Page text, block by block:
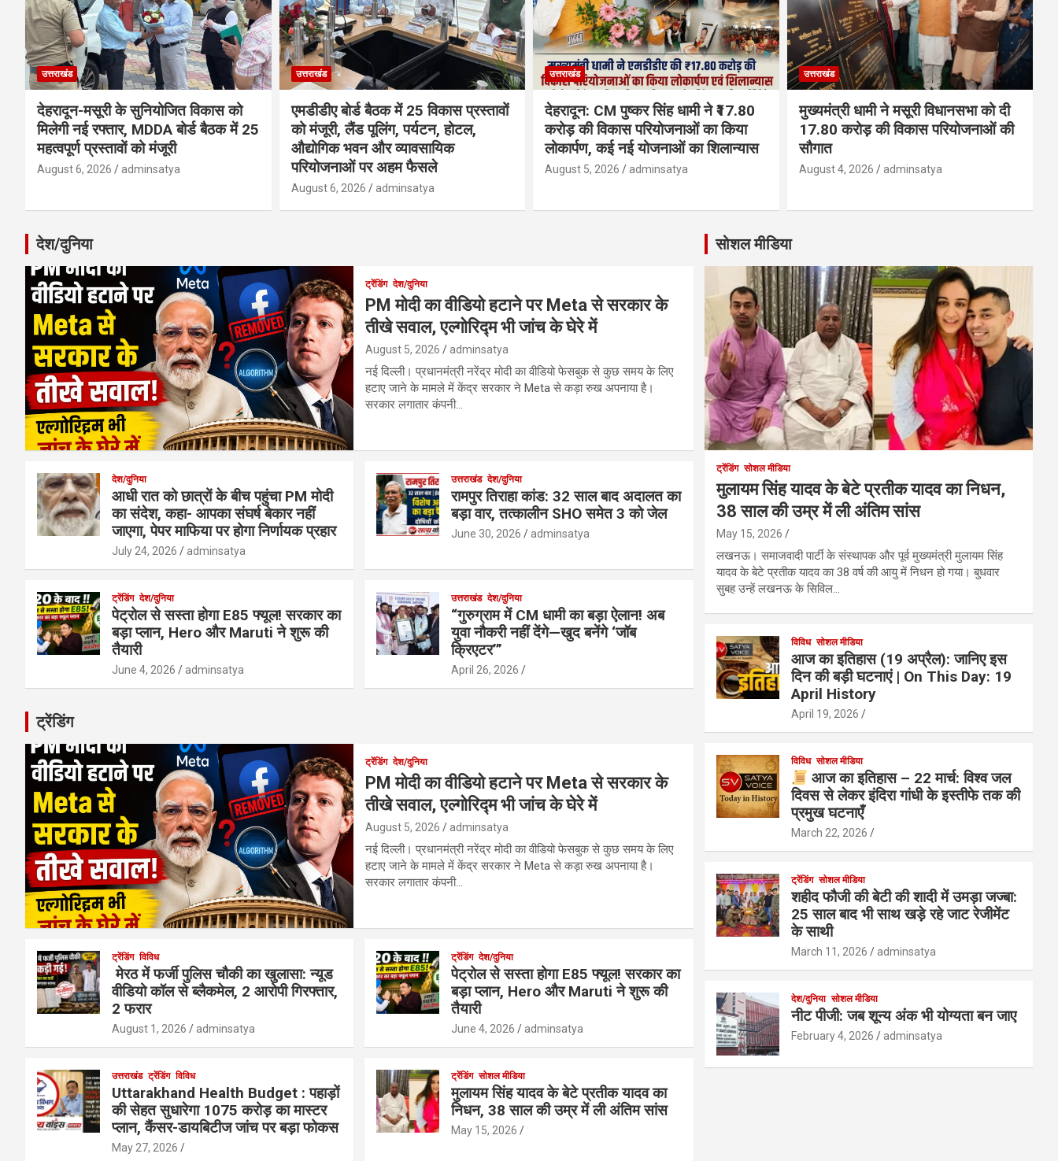
उत्तराखंड
देहरादून-मसूरी के सुनियोजित विकास को
मिलेगी नई रफ्तार, MDDA बोर्ड बैठक में 25
महत्वपूर्ण प्रस्तावों को मंजूरी
August 6, 2026 adminsatya
उत्तराखंड
एमडीडीए बोर्ड बैठक में 25 विकास प्रस्तावों
को मंजूरी, लैंड पूलिंग, पर्यटन, होटल,
औद्योगिक भवन और व्यावसायिक
परियोजनाओं पर अहम फैसले
August 6, 2026 adminsatya
उत्तराखंड
देहरादून: CM पुष्कर सिंह धामी ने ₹17.80
करोड़ की विकास परियोजनाओं का किया
लोकार्पण, कई नई योजनाओं का शिलान्यास
August 5, 2026 adminsatya
उत्तराखंड
मुख्यमंत्री धामी ने मसूरी विधानसभा को दी
17.80 करोड़ की विकास परियोजनाओं की
सौगात
August 4, 2026 adminsatya
देश/दुनिया
ट्रेंडिंग देश/दुनिया
PM मोदी का वीडियो हटाने पर Meta से सरकार के
तीखे सवाल, एल्गोरिद्म भी जांच के घेरे में
August 5, 2026 adminsatya
नई दिल्ली। प्रधानमंत्री नरेंद्र मोदी का वीडियो फेसबुक से कुछ समय के लिए
हटाए जाने के मामले में केंद्र सरकार ने Meta से कड़ा रुख अपनाया है।
सरकार लगातार कंपनी…
देश/दुनिया
आधी रात को छात्रों के बीच पहुंचा PM मोदी
का संदेश, कहा- आपका संघर्ष बेकार नहीं
जाएगा, पेपर माफिया पर होगा निर्णायक प्रहार
July 24, 2026 adminsatya
उत्तराखंड देश/दुनिया
रामपुर तिराहा कांड: 32 साल बाद अदालत का
बड़ा वार, तत्कालीन SHO समेत 3 को जेल
June 30, 2026 adminsatya
ट्रेंडिंग देश/दुनिया
पेट्रोल से सस्ता होगा E85 फ्यूल! सरकार का
बड़ा प्लान, Hero और Maruti ने शुरू की
तैयारी
June 4, 2026 adminsatya
उत्तराखंड देश/दुनिया
“गुरुग्राम में CM धामी का बड़ा ऐलान! अब
युवा नौकरी नहीं देंगे—खुद बनेंगे ‘जॉब
क्रिएटर’”
April 26, 2026
ट्रेंडिंग
ट्रेंडिंग देश/दुनिया
PM मोदी का वीडियो हटाने पर Meta से सरकार के
तीखे सवाल, एल्गोरिद्म भी जांच के घेरे में
August 5, 2026 adminsatya
नई दिल्ली। प्रधानमंत्री नरेंद्र मोदी का वीडियो फेसबुक से कुछ समय के लिए
हटाए जाने के मामले में केंद्र सरकार ने Meta से कड़ा रुख अपनाया है।
सरकार लगातार कंपनी…
ट्रेंडिंग विविध
मेरठ में फर्जी पुलिस चौकी का खुलासा: न्यूड
वीडियो कॉल से ब्लैकमेल, 2 आरोपी गिरफ्तार,
2 फरार
August 1, 2026 adminsatya
ट्रेंडिंग देश/दुनिया
पेट्रोल से सस्ता होगा E85 फ्यूल! सरकार का
बड़ा प्लान, Hero और Maruti ने शुरू की
तैयारी
June 4, 2026 adminsatya
उत्तराखंड ट्रेंडिंग विविध
Uttarakhand Health Budget : पहाड़ों
की सेहत सुधारेगा 1075 करोड़ का मास्टर
प्लान, कैंसर-डायबिटीज जांच पर बड़ा फोकस
May 27, 2026
ट्रेंडिंग सोशल मीडिया
मुलायम सिंह यादव के बेटे प्रतीक यादव का
निधन, 38 साल की उम्र में ली अंतिम सांस
May 15, 2026
सोशल मीडिया
ट्रेंडिंग सोशल मीडिया
मुलायम सिंह यादव के बेटे प्रतीक यादव का निधन,
38 साल की उम्र में ली अंतिम सांस
May 15, 2026
लखनऊ। समाजवादी पार्टी के संस्थापक और पूर्व मुख्यमंत्री मुलायम सिंह
यादव के बेटे प्रतीक यादव का 38 वर्ष की आयु में निधन हो गया। बुधवार
सुबह उन्हें लखनऊ के सिविल…
विविध सोशल मीडिया
आज का इतिहास (19 अप्रैल): जानिए इस
दिन की बड़ी घटनाएं | On This Day: 19
April History
April 19, 2026
विविध सोशल मीडिया
आज का इतिहास – 22 मार्च: विश्व जल
दिवस से लेकर इंदिरा गांधी के इस्तीफे तक की
प्रमुख घटनाएँ
March 22, 2026
ट्रेंडिंग सोशल मीडिया
शहीद फौजी की बेटी की शादी में उमड़ा जज्बा:
25 साल बाद भी साथ खड़े रहे जाट रेजीमेंट
के साथी
March 11, 2026 adminsatya
देश/दुनिया सोशल मीडिया
नीट पीजी: जब शून्य अंक भी योग्यता बन जाए
February 4, 2026 adminsatya